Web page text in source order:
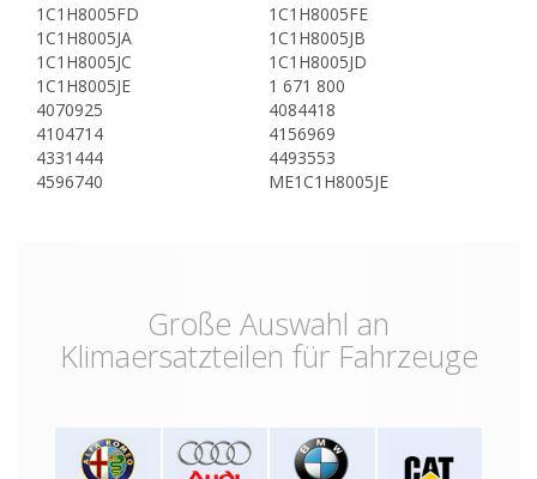
1C1H8005FD
1C1H8005FE
1C1H8005JA
1C1H8005JB
1C1H8005JC
1C1H8005JD
1C1H8005JE
1 671 800
4070925
4084418
4104714
4156969
4331444
4493553
4596740
ME1C1H8005JE
Große Auswahl an
Klimaersatzteilen für Fahrzeuge